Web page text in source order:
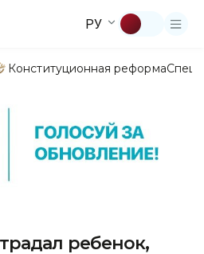
РУ
Конституционная реформа
ребенок,